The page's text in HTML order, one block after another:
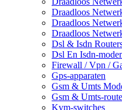
Draadloos
Draadloos
Draadloos
Dsl & Isdn
Dsl En Isdn-
Firewall / Vpn /
Gps-apparaten
Gsm & Umts
Gsm & Umts-
Kvm-switches